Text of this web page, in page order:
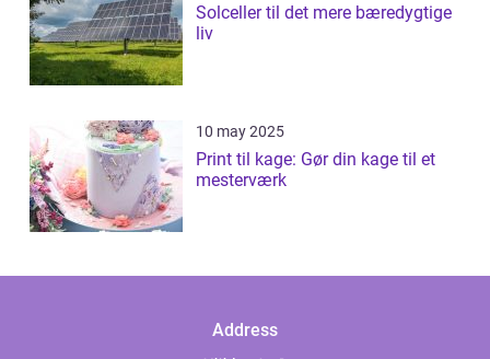
Solceller til det mere bæredygtige
liv
10 may 2025
Print til kage: Gør din kage til et
mesterværk
Address